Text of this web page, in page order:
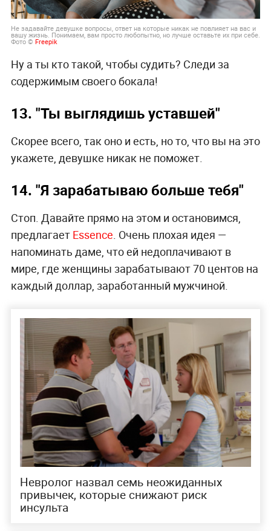
Не задавайте девушке вопросы, ответ на которые никак не повлияет на вас и
вашу жизнь. Понимаем, вам просто любопытно, но лучше оставьте их при себе.
Фото © Freepik
Ну а ты кто такой, чтобы судить? Следи за
содержимым своего бокала!
13. "Ты выглядишь уставшей"
Скорее всего, так оно и есть, но то, что вы на это
укажете, девушке никак не поможет.
14. "Я зарабатываю больше тебя"
Стоп. Давайте прямо на этом и остановимся,
предлагает Essence . Очень плохая идея —
напоминать даме, что ей недоплачивают в
мире, где женщины зарабатывают 70 центов на
каждый доллар, заработанный мужчиной.
Невролог назвал семь неожиданных
привычек, которые снижают риск
инсульта